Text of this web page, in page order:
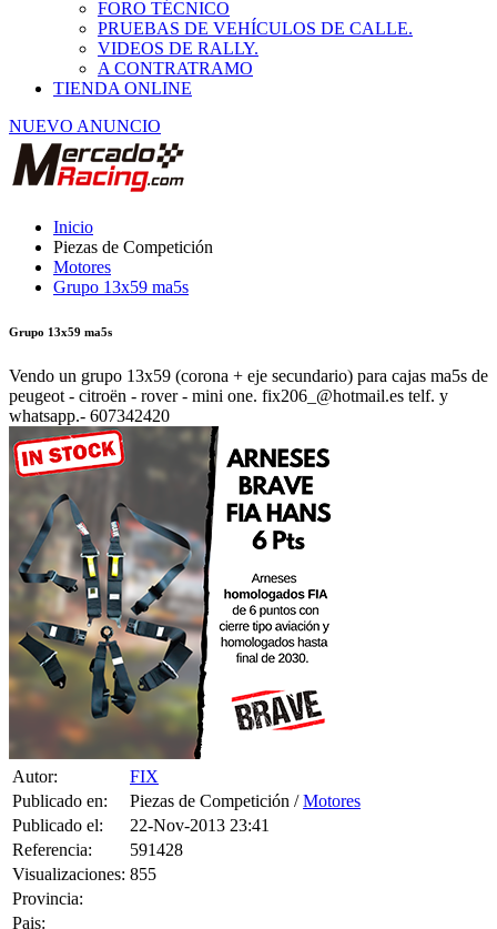
VIDEOS DE RALLY.
A CONTRATRAMO
TIENDA ONLINE
NUEVO ANUNCIO
Piezas de Competición
Motores
Grupo 13x59 ma5s
peugeot - citroën - rover - mini one. fix206_@hotmail.es telf. y
whatsapp.- 607342420
Publicado en:
Piezas de Competición /
Publicado el:
22-Nov-2013 23:41
Referencia:
591428
Visualizaciones:
855
Provincia:
Pais:
Teléfono: